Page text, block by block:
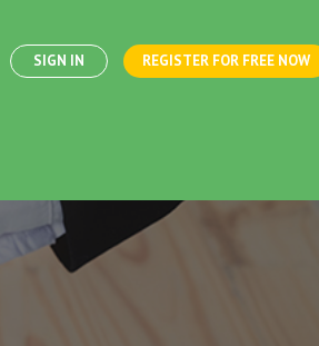
SIGN IN REGISTER FOR FREE NOW